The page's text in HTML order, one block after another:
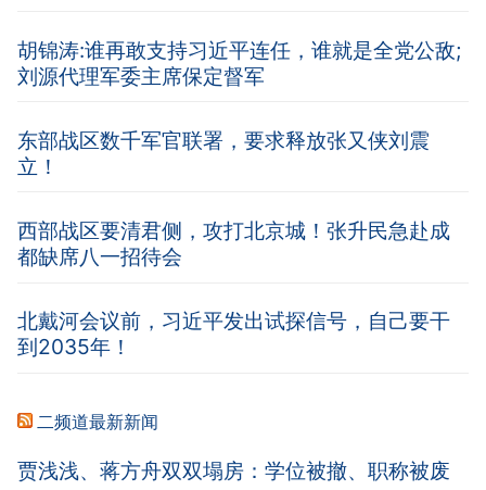
胡锦涛:谁再敢支持习近平连任，谁就是全党公敌;
刘源代理军委主席保定督军
东部战区数千军官联署，要求释放张又侠刘震
立！
西部战区要清君侧，攻打北京城！张升民急赴成
都缺席八一招待会
北戴河会议前，习近平发出试探信号，自己要干
到2035年！
二频道最新新闻
贾浅浅、蒋方舟双双塌房：学位被撤、职称被废